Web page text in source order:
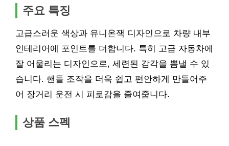
주요 특징
고급스러운 색상과 유니온잭 디자인으로 차량 내부
인테리어에 포인트를 더합니다. 특히 고급 자동차에
잘 어울리는 디자인으로, 세련된 감각을 뽐낼 수 있
습니다. 핸들 조작을 더욱 쉽고 편안하게 만들어주
어 장거리 운전 시 피로감을 줄여줍니다.
상품 스펙